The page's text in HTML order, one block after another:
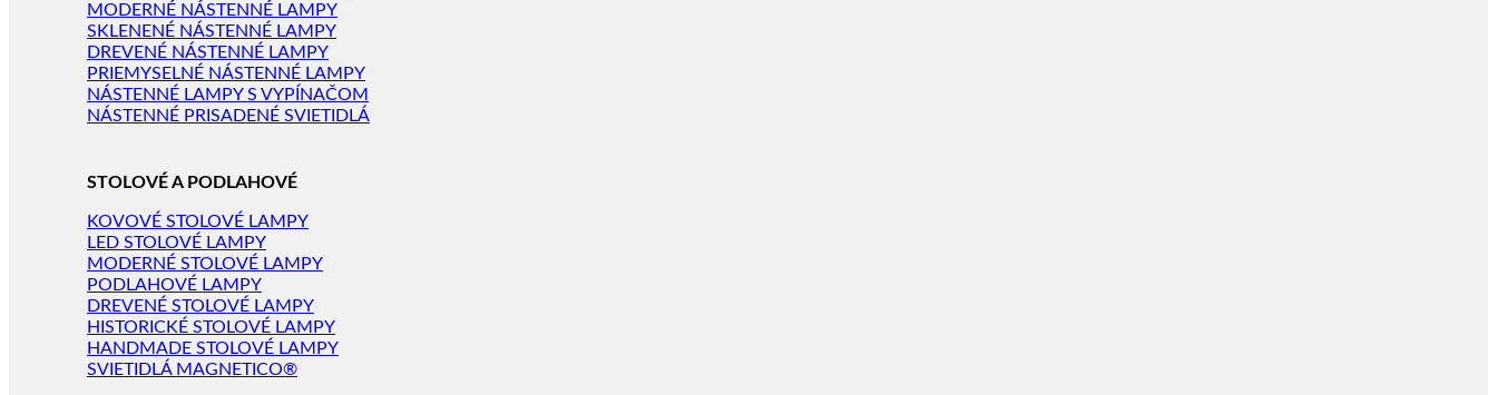
MODERNÉ NÁSTENNÉ LAMPY
SKLENENÉ NÁSTENNÉ LAMPY
DREVENÉ NÁSTENNÉ LAMPY
PRIEMYSELNÉ NÁSTENNÉ LAMPY
NÁSTENNÉ LAMPY S VYPÍNAČOM
NÁSTENNÉ PRISADENÉ SVIETIDLÁ
STOLOVÉ A PODLAHOVÉ
KOVOVÉ STOLOVÉ LAMPY
LED STOLOVÉ LAMPY
MODERNÉ STOLOVÉ LAMPY
PODLAHOVÉ LAMPY
DREVENÉ STOLOVÉ LAMPY
HISTORICKÉ STOLOVÉ LAMPY
HANDMADE STOLOVÉ LAMPY
SVIETIDLÁ MAGNETICO®